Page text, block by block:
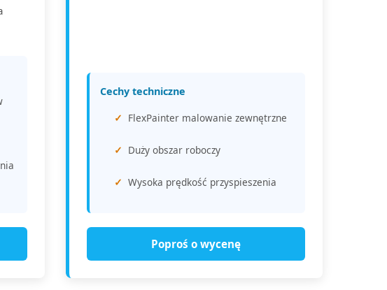
Cechy techniczne
FlexPainter malowanie zewnętrzne
Duży obszar roboczy
Wysoka prędkość przyspieszenia
Poproś o wycenę